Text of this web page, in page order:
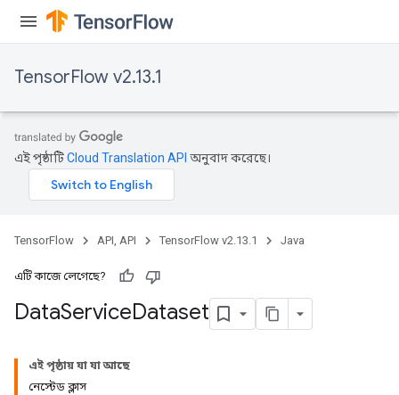
TensorFlow v2.13.1
এই পৃষ্ঠাটিCloud Translation API অনুবাদ করেছে।
TensorFlow API, API TensorFlow v2.13.1 Java
এটি কাজে লেগেছে?
DataServiceDataset
এই পৃষ্ঠায় যা যা আছে
নেস্টেড ক্লাস